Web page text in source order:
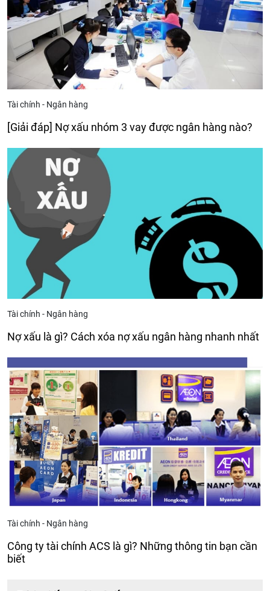
Tài chính - Ngân hàng
[Giải đáp] Nợ xấu nhóm 3 vay được ngân hàng nào?
Tài chính - Ngân hàng
Nợ xấu là gì? Cách xóa nợ xấu ngân hàng nhanh nhất
Tài chính - Ngân hàng
Công ty tài chính ACS là gì? Những thông tin bạn cần
biết